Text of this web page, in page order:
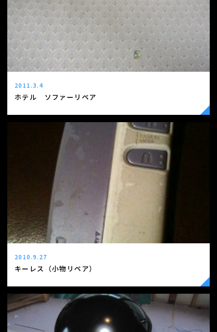
2011.3.4
ホテル ソファーリペア
2010.9.27
キーレス（小物リペア）